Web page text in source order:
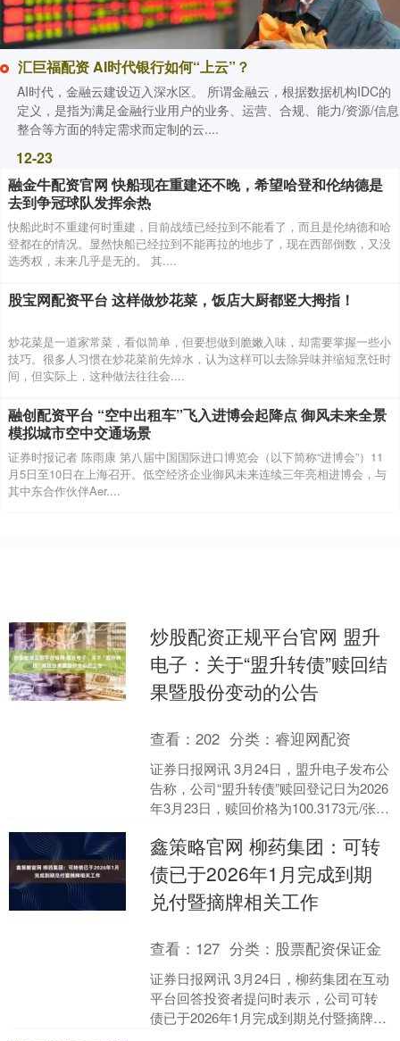
汇巨福配资 AI时代银行如何“上云”？
AI时代，金融云建设迈入深水区。 所谓金融云，根据数据机构IDC的
定义，是指为满足金融行业用户的业务、运营、合规、能力/资源/信息
整合等方面的特定需求而定制的云....
12-23
融金牛配资官网 快船现在重建还不晚，希望哈登和伦纳德是
去到争冠球队发挥余热
快船此时不重建何时重建，目前战绩已经拉到不能看了，而且是伦纳德和哈
登都在的情况。显然快船已经拉到不能再拉的地步了，现在西部倒数，又没
选秀权，未来几乎是无的。 其....
股宝网配资平台 这样做炒花菜，饭店大厨都竖大拇指！
炒花菜是一道家常菜，看似简单，但要想做到脆嫩入味，却需要掌握一些小
技巧。很多人习惯在炒花菜前先焯水，认为这样可以去除异味并缩短烹饪时
间，但实际上，这种做法往往会....
融创配资平台 “空中出租车”飞入进博会起降点 御风未来全景
模拟城市空中交通场景
证券时报记者 陈雨康 第八届中国国际进口博览会（以下简称“进博会”）11
月5日至10日在上海召开。低空经济企业御风未来连续三年亮相进博会，与
其中东合作伙伴Aer....
炒股配资正规平台官网 盟升
电子：关于“盟升转债”赎回结
果暨股份变动的公告
查看：202 分类：睿迎网配资
证券日报网讯 3月24日，盟升电子发布公
告称，公司“盟升转债”赎回登记日为2026
年3月23日，赎回价格为100.3173元/张，
鑫策略官网 柳药集团：可转
债已于2026年1月完成到期
兑付暨摘牌相关工作
查看： 127 分类： 股票配资保证金
证券日报网讯 3月24日，柳药集团在互动
平台回答投资者提问时表示，公司可转
债已于2026年1月完成到期兑付暨摘牌相